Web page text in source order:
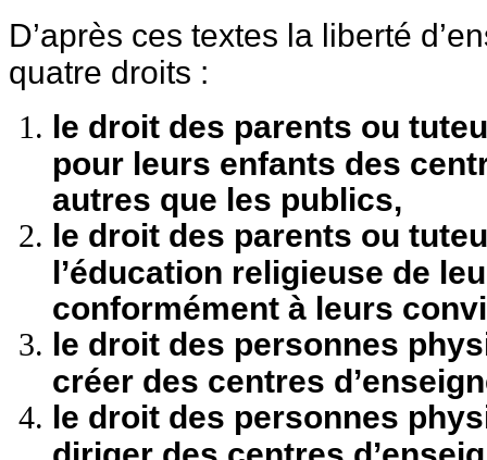
D’après ces textes la liberté
quatre droits :
le droit des parents ou
pour leurs enfants des
autres que les publics,
le droit des parents ou
l’éducation religieuse de
conformément à leurs
le droit des personnes
créer des centres
le droit des personnes